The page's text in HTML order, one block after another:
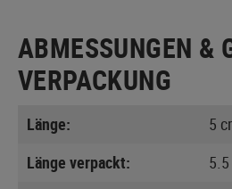
ABMESSUNGEN &
VERPACKUNG
Länge:
5
Länge verpackt: